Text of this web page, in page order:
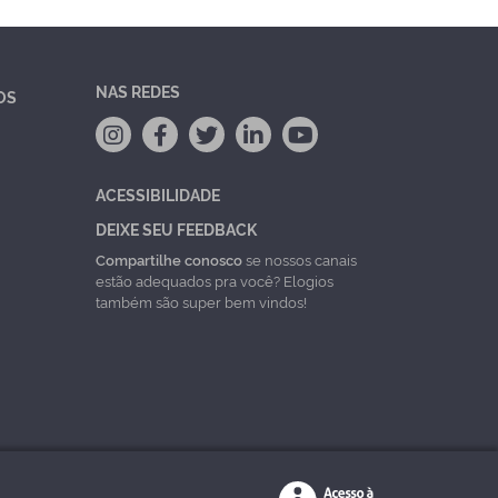
NAS REDES
ACESSIBILIDADE
DEIXE SEU FEEDBACK
Compartilhe conoscose nossos canais
estão adequados pra você? Elogios
também são super bem vindos!